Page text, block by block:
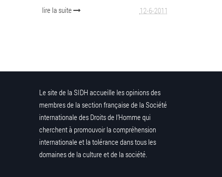
lire la suite 12-6-2011
Le site de la SIDH accueille les opinions des
membres de la section française de la Société
internationale des Droits de l’Homme qui
cherchent à promouvoir la compréhension
internationale et la tolérance dans tous les
domaines de la culture et de la société.